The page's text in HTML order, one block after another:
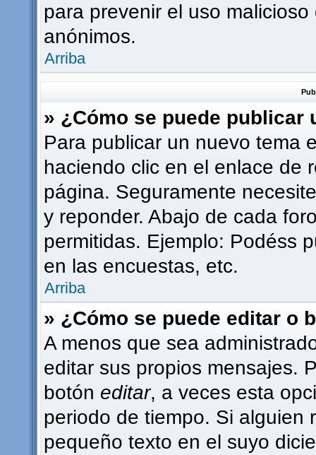
para prevenir el uso
anónimos.
Arriba
» ¿Cómo se puede publicar
Para publicar un nuevo tema
haciendo clic en el enlace de
página. Seguramente
y reponder. Abajo de cada
permitidas. Ejemplo: Podéss
en las encuestas, etc.
Arriba
» ¿Cómo se puede editar o
A menos que sea
editar sus propios mensajes.
botón editar, a veces esta
periodo de tiempo. Si alguien
pequeño texto en el suyo